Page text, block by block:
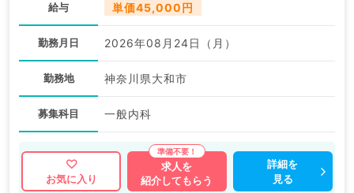
給与 単価45,000円
勤務月日 2026年08月24日（月）
勤務地 神奈川県大和市
募集科目 一般内科
お気に入り
求人を
紹介してもらう
詳細を
見る